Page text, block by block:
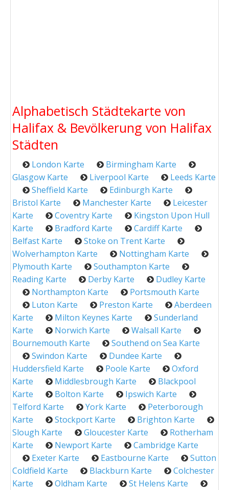
Alphabetisch Städtekarte von
Halifax & Bevölkerung von Halifax
Städten
London Karte
Birmingham Karte
Glasgow Karte
Liverpool Karte
Leeds Karte
Sheffield Karte
Edinburgh Karte
Bristol Karte
Manchester Karte
Leicester
Karte
Coventry Karte
Kingston Upon Hull
Karte
Bradford Karte
Cardiff Karte
Belfast Karte
Stoke on Trent Karte
Wolverhampton Karte
Nottingham Karte
Plymouth Karte
Southampton Karte
Reading Karte
Derby Karte
Dudley Karte
Northampton Karte
Portsmouth Karte
Luton Karte
Preston Karte
Aberdeen
Karte
Milton Keynes Karte
Sunderland
Karte
Norwich Karte
Walsall Karte
Bournemouth Karte
Southend on Sea Karte
Swindon Karte
Dundee Karte
Huddersfield Karte
Poole Karte
Oxford
Karte
Middlesbrough Karte
Blackpool
Karte
Bolton Karte
Ipswich Karte
Telford Karte
York Karte
Peterborough
Karte
Stockport Karte
Brighton Karte
Slough Karte
Gloucester Karte
Rotherham
Karte
Newport Karte
Cambridge Karte
Exeter Karte
Eastbourne Karte
Sutton
Coldfield Karte
Blackburn Karte
Colchester
Karte
Oldham Karte
St Helens Karte